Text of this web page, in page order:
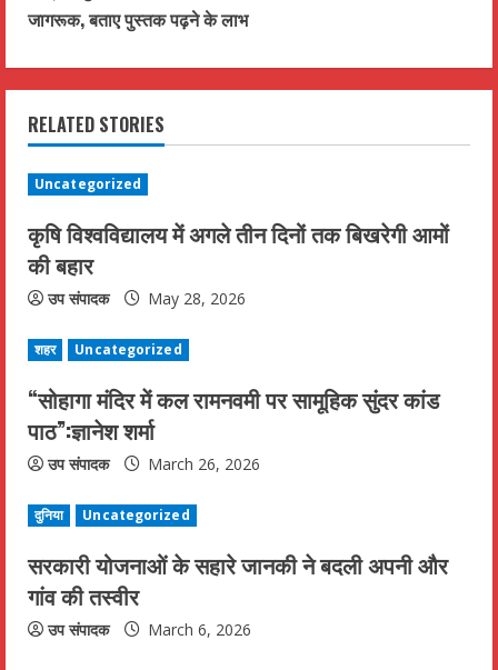
n
u
e
R
e
a
d
i
n
g
जागरूक, बताए पुस्तक पढ़ने के लाभ
RELATED STORIES
Uncategorized
कृषि विश्वविद्यालय में अगले तीन दिनों तक बिखरेगी आमों
की बहार
उप संपादक May 28, 2026
शहर Uncategorized
“सोहागा मंदिर में कल रामनवमी पर सामूहिक सुंदर कांड
पाठ”:ज्ञानेश शर्मा
उप संपादक March 26, 2026
दुनिया Uncategorized
सरकारी योजनाओं के सहारे जानकी ने बदली अपनी और
गांव की तस्वीर
उप संपादक March 6, 2026